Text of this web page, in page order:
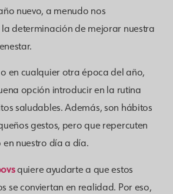
nuevo, a menudo nos
determinación de mejorar nuestra
en cualquier otra época del año,
opción introducir en la rutina
saludables. Además, son hábitos
gestos, pero que repercuten
nuestro día a día.
quiere ayudarte a que estos
se conviertan en realidad. Por eso,